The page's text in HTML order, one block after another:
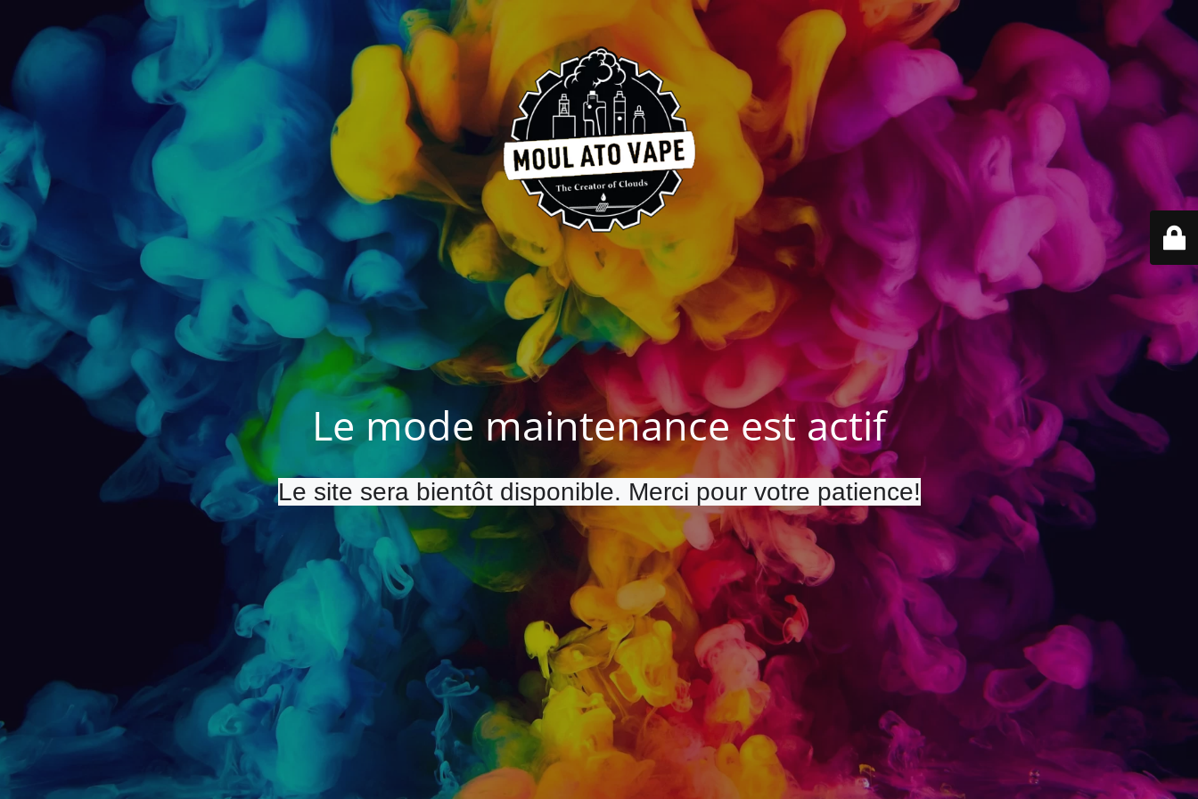
Le mode maintenance est actif
Le site sera bientôt disponible. Merci pour votre patience!